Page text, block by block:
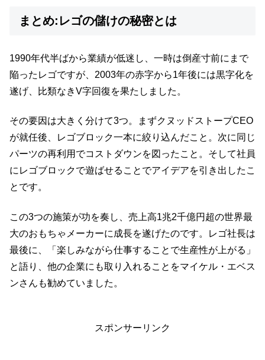
まとめ:レゴの儲けの秘密とは
1990年代半ばから業績が低迷し、一時は倒産寸前にまで
陥ったレゴですが、2003年の赤字から1年後には黒字化を
遂げ、比類なきV字回復を果たしました。
その要因は大きく分けて3つ。まずクヌッドストープCEO
が就任後、レゴブロック一本に絞り込んだこと。次に同じ
パーツの再利用でコストダウンを図ったこと。そして社員
にレゴブロックで遊ばせることでアイデアを引き出したこ
とです。
この3つの施策が功を奏し、売上高1兆2千億円超の世界最
大のおもちゃメーカーに成長を遂げたのです。レゴ社長は
最後に、「楽しみながら仕事することで生産性が上がる」
と語り、他の企業にも取り入れることをマイケル・エベス
ンさんも勧めていました。
スポンサーリンク